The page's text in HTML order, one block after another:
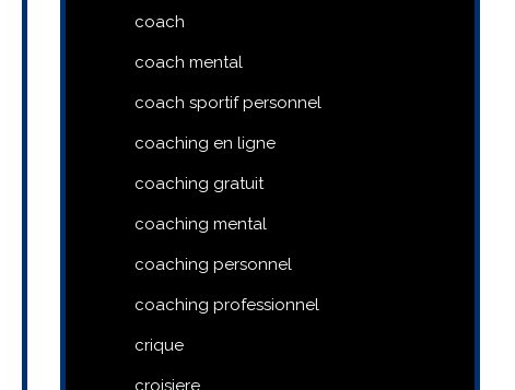
coach
coach mental
coach sportif personnel
coaching en ligne
coaching gratuit
coaching mental
coaching personnel
coaching professionnel
crique
croisiere